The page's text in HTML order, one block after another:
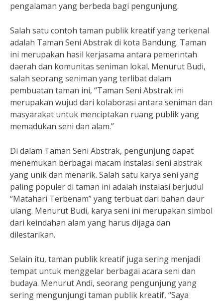
pengalaman yang berbeda bagi pengunjung.
Salah satu contoh taman publik kreatif yang terkenal
adalah Taman Seni Abstrak di kota Bandung. Taman
ini merupakan hasil kerjasama antara pemerintah
daerah dan komunitas seniman lokal. Menurut Budi,
salah seorang seniman yang terlibat dalam
pembuatan taman ini, “Taman Seni Abstrak ini
merupakan wujud dari kolaborasi antara seniman dan
masyarakat untuk menciptakan ruang publik yang
memadukan seni dan alam.”
Di dalam Taman Seni Abstrak, pengunjung dapat
menemukan berbagai macam instalasi seni abstrak
yang unik dan menarik. Salah satu karya seni yang
paling populer di taman ini adalah instalasi berjudul
“Matahari Terbenam” yang terbuat dari bahan daur
ulang. Menurut Budi, karya seni ini merupakan simbol
dari keindahan alam yang harus dijaga dan
dilestarikan.
Selain itu, taman publik kreatif juga sering menjadi
tempat untuk menggelar berbagai acara seni dan
budaya. Menurut Andi, seorang pengunjung yang
sering mengunjungi taman publik kreatif, “Saya